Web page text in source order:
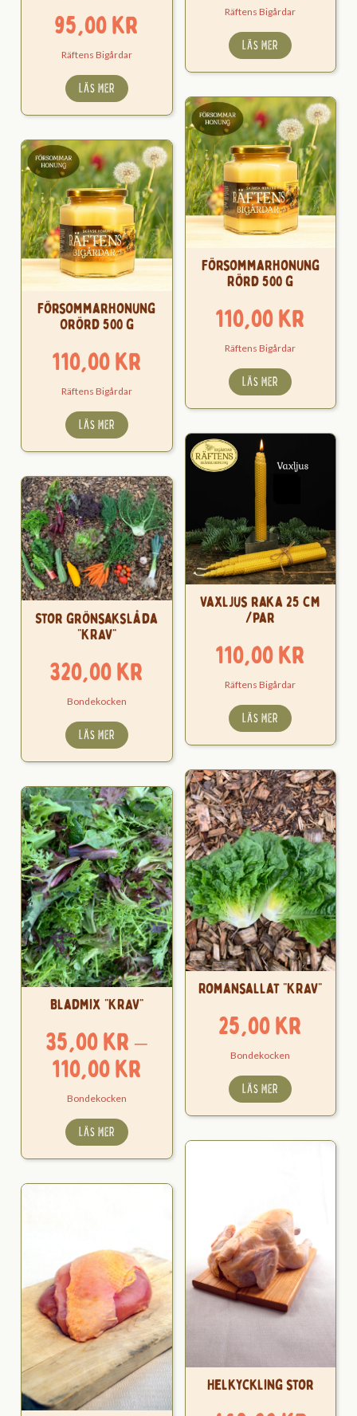
Räftens Bigårdar
LÄS MER
95,00kr
Räftens Bigårdar
LÄS MER
Försommarhonung
Rörd 500 g
110,00kr
Räftens Bigårdar
LÄS MER
Försommarhonung
Orörd 500 g
110,00kr
Räftens Bigårdar
LÄS MER
Vaxljus raka 25 cm
/par
110,00kr
Räftens Bigårdar
LÄS MER
Stor grönsakslåda
“KRAV”
320,00kr
Bondekocken
LÄS MER
Romansallat “KRAV”
25,00kr
Bondekocken
LÄS MER
Bladmix “KRAV”
35,00kr –
110,00kr Prisintervall:
110,00 kr
Bondekocken
LÄS MER
Helkyckling stor